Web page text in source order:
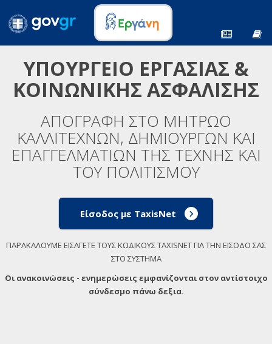
ΥΠΟΥΡΓΕΙΟ ΕΡΓΑΣΙΑΣ &
ΚΟΙΝΩΝΙΚΗΣ ΑΣΦΑΛΙΣΗΣ
ΑΠΟΓΡΑΦΗ ΣΤΟ ΜΗΤΡΩΟ
ΚΑΛΛΙΤΕΧΝΩΝ, ΔΗΜΙΟΥΡΓΩΝ ΚΑΙ
ΕΠΑΓΓΕΛΜΑΤΙΩΝ ΤΗΣ ΤΕΧΝΗΣ ΚΑΙ
ΤΟΥ ΠΟΛΙΤΙΣΜΟΥ
Είσοδος με TaxisNet
ΠΑΡΑΚΑΛΟΥΜΕ ΕΙΣΑΓΕΤΕ ΤΟΥΣ ΚΩΔΙΚΟΥΣ TAXISNET ΓΙΑ ΤΗΝ ΕΙΣΟΔΟ ΣΑΣ
ΣΤΟ ΣΥΣΤΗΜΑ
Οι ανακοινώσεις - ενημερώσεις εμφανίζονται στον αντίστοιχο
σύνδεσμο πάνω δεξια.